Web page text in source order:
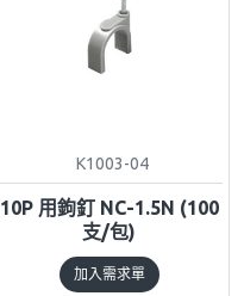
K1003-04
10P 用鉤釘 NC-1.5N (100
支/包)
加入需求單